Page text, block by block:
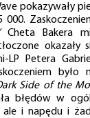
pokazywały
000.
Cheta Bakera
LP Petera
Side of the
błędów w
ale i napędu i